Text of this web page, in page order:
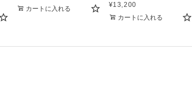
カートに入れる
¥13,200
カートに入れる